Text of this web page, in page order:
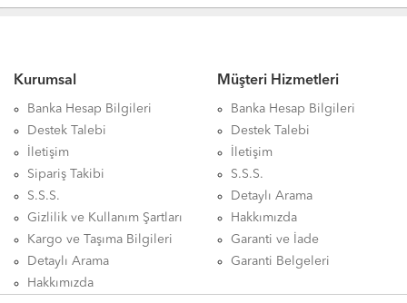
Kurumsal
Banka Hesap Bilgileri
Destek Talebi
İletişim
Sipariş Takibi
S.S.S.
Gizlilik ve Kullanım Şartları
Kargo ve Taşıma Bilgileri
Detaylı Arama
Hakkımızda
Müşteri Hizmetleri
Banka Hesap Bilgileri
Destek Talebi
İletişim
S.S.S.
Detaylı Arama
Hakkımızda
Garanti ve İade
Garanti Belgeleri